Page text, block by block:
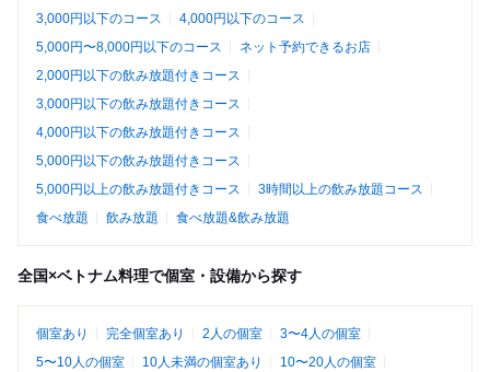
3,000円以下のコース
4,000円以下のコース
5,000円〜8,000円以下のコース
ネット予約できるお店
2,000円以下の飲み放題付きコース
3,000円以下の飲み放題付きコース
4,000円以下の飲み放題付きコース
5,000円以下の飲み放題付きコース
5,000円以上の飲み放題付きコース
3時間以上の飲み放題コース
食べ放題
飲み放題 食べ放題&飲み放題
全国×ベトナム料理で個室・設備から探す
個室あり 完全個室あり 2人の個室
3〜4人の個室
5〜10人の個室
10人未満の個室あり
10〜20人の個室